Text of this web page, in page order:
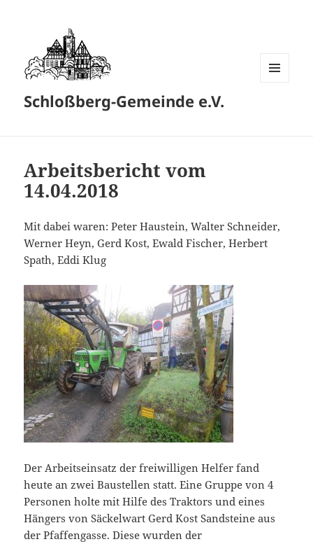
Schloßberg-Gemeinde e.V.
Arbeitsbericht vom
14.04.2018
Mit dabei waren: Peter Haustein, Walter Schneider,
Werner Heyn, Gerd Kost, Ewald Fischer, Herbert
Spath, Eddi Klug
Der Arbeitseinsatz der freiwilligen Helfer fand
heute an zwei Baustellen statt. Eine Gruppe von 4
Personen holte mit Hilfe des Traktors und eines
Hängers von Säckelwart Gerd Kost Sandsteine aus
der Pfaffengasse. Diese wurden der